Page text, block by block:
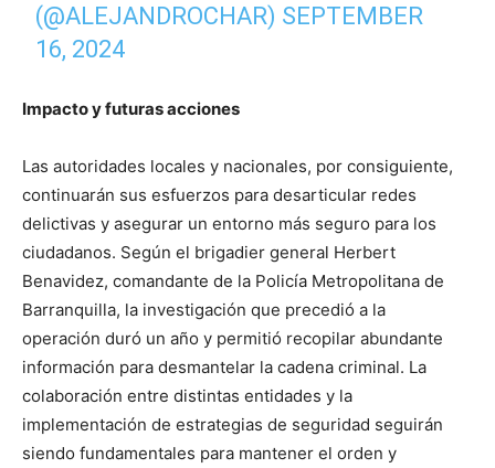
(@ALEJANDROCHAR) SEPTEMBER
16, 2024
Impacto y futuras acciones
Las autoridades locales y nacionales, por consiguiente,
continuarán sus esfuerzos para desarticular redes
delictivas y asegurar un entorno más seguro para los
ciudadanos. Según el brigadier general Herbert
Benavidez, comandante de la Policía Metropolitana de
Barranquilla, la investigación que precedió a la
operación duró un año y permitió recopilar abundante
información para desmantelar la cadena criminal. La
colaboración entre distintas entidades y la
implementación de estrategias de seguridad seguirán
siendo fundamentales para mantener el orden y